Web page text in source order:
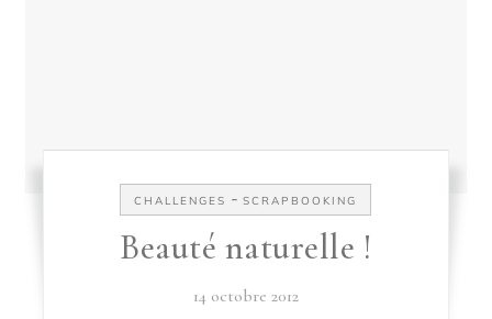
CHALLENGES -SCRAPBOOKING
Beauté naturelle !
14 octobre 2012